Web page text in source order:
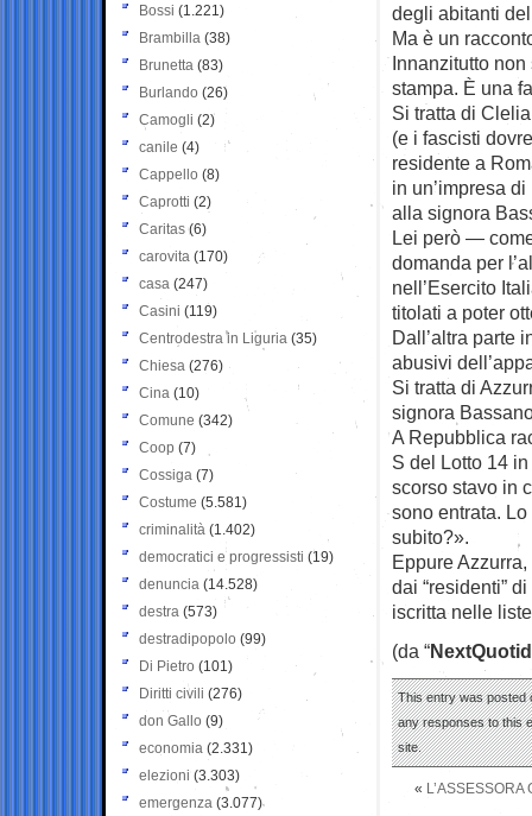
degli abitanti
Ma è un
Innanzitutto
stampa. È una
Si tratta di
(e i fascisti
residente a
in un’impresa
alla signora
Lei però —
domanda per
nell’Esercito
titolati a poter
Dall’altra parte
abusivi
Si tratta di
signora
A Repubblica
S del Lotto 14
scorso stavo in
sono entrata.
subito?».
Eppure
dai “residenti”
iscritta nelle
(da “
This entry was posted
any responses to this
site.
«
Bossi (1.221)
Brambilla (38)
Brunetta (83)
Burlando (26)
Camogli (2)
canile (4)
Cappello (8)
Caprotti (2)
Caritas (6)
carovita (170)
casa (247)
Casini (119)
Centrodestra in Liguria (35)
Chiesa (276)
Cina (10)
Comune (342)
Coop (7)
Cossiga (7)
Costume (5.581)
criminalità (1.402)
democratici e progressisti (19)
denuncia (14.528)
destra (573)
destradipopolo (99)
Di Pietro (101)
Diritti civili (276)
don Gallo (9)
economia (2.331)
elezioni (3.303)
emergenza (3.077)